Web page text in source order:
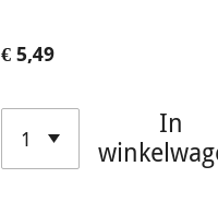
€ 5,49
In